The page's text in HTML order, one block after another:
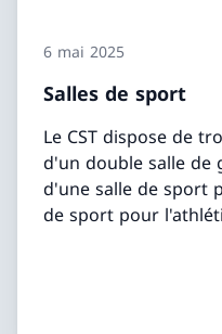
6 mai 2025
Salles de sport
Le CST dispose de
d'un double salle de
d'une salle de sport
de sport pour